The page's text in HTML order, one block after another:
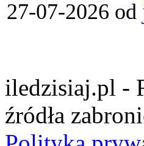
27-07-2026 od
iledzisiaj.pl -
źródła